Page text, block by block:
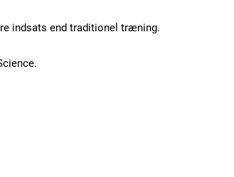
indsats end traditionel træning.